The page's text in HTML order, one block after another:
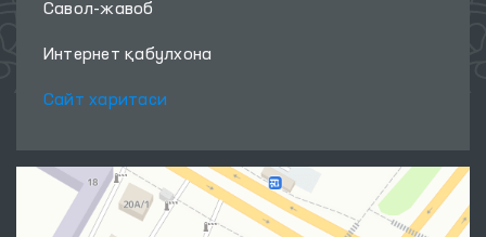
Савол-жавоб
Интернет қабулхона
Сайт харитаси